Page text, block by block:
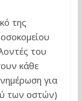
της
του
κάθε
για
των οστών)